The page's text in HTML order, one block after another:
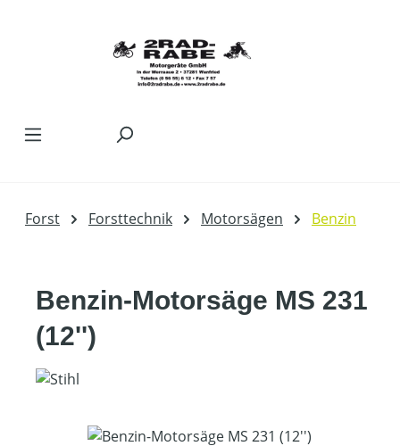
Forst Forsttechnik Motorsägen Benzin
Benzin-Motorsäge MS 231
(12'')
Bildergalerie überspringen